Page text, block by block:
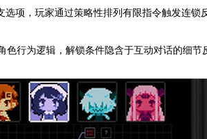
项，玩家通过策略性排列有限指令触发连锁
行为逻辑，解锁条件隐含于互动对话的细节